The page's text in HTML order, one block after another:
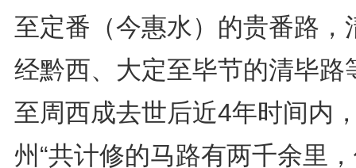
至定番（今惠水）的贵番路，
经黔西、大定至毕节的清毕路
至周西成去世后近4年时间内
州“共计修的马路有两千余里